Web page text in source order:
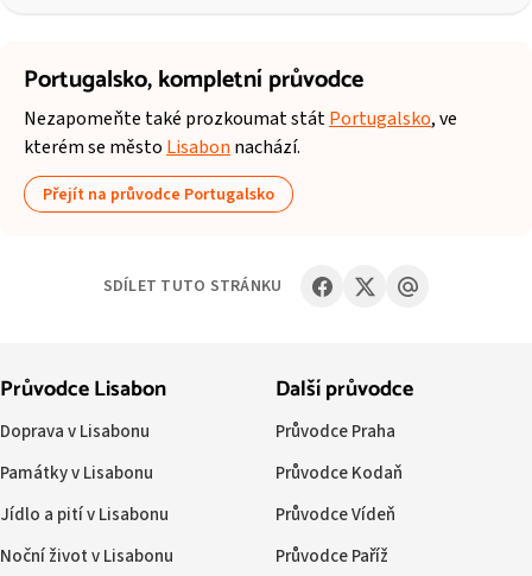
Portugalsko,kompletní průvodce
Nezapomeňte také prozkoumat státPortugalsko, ve
kterém se město Lisabon nachází.
Přejít na průvodce Portugalsko
SDÍLET TUTO STRÁNKU
Průvodce Lisabon
Doprava v Lisabonu
Památky v Lisabonu
Jídlo a pití v Lisabonu
Noční život v Lisabonu
Další průvodce
Průvodce Praha
Průvodce Kodaň
Průvodce Vídeň
Průvodce Paříž